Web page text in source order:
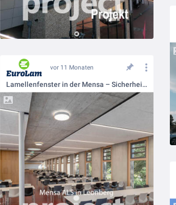
vor 11 Monaten
Lamellenfenster in der Mensa – Sicherheit und Design💪